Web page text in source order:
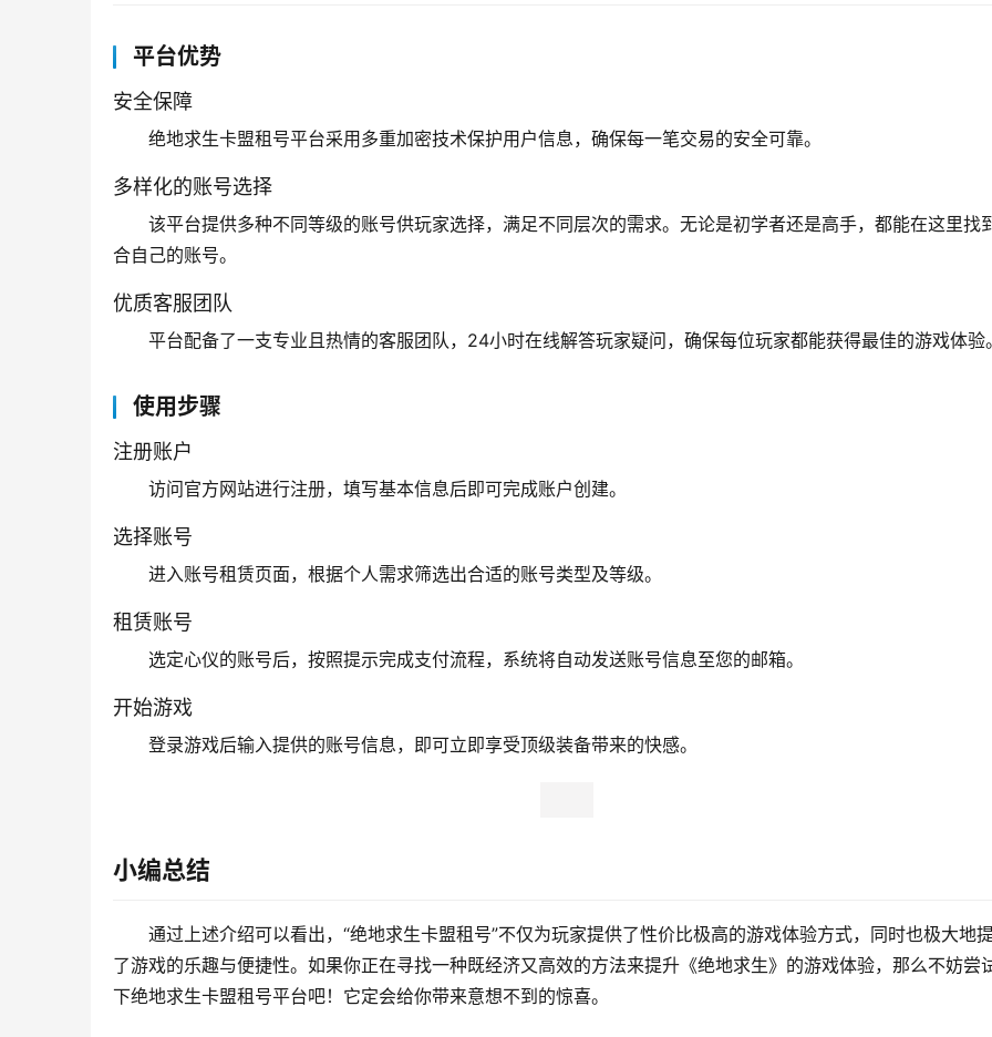
平台优势
安全保障
绝地求生卡盟租号平台采用多重加密技术保护用户信息，确保每一笔交易的安全可靠。
多样化的账号选择
该平台提供多种不同等级的账号供玩家选择，满足不同层次的需求。无论是初学者还是高手，都能在这里找
合自己的账号。
优质客服团队
平台配备了一支专业且热情的客服团队，24小时在线解答玩家疑问，确保每位玩家都能获得最佳的游戏体验。
使用步骤
注册账户
访问官方网站进行注册，填写基本信息后即可完成账户创建。
选择账号
进入账号租赁页面，根据个人需求筛选出合适的账号类型及等级。
租赁账号
选定心仪的账号后，按照提示完成支付流程，系统将自动发送账号信息至您的邮箱。
开始游戏
登录游戏后输入提供的账号信息，即可立即享受顶级装备带来的快感。
小编总结
通过上述介绍可以看出，“绝地求生卡盟租号”不仅为玩家提供了性价比极高的游戏体验方式，同时也极大地
了游戏的乐趣与便捷性。如果你正在寻找一种既经济又高效的方法来提升《绝地求生》的游戏体验，那么不妨尝
下绝地求生卡盟租号平台吧！它定会给你带来意想不到的惊喜。